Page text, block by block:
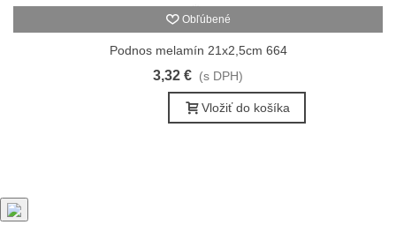
Obľúbené
Podnos melamín 21x2,5cm 664
3,32 € (s DPH)
Vložiť do košíka